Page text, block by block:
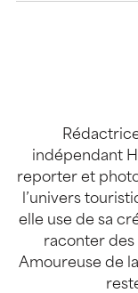
indépendant
reporter et
l’univers
elle use de sa
raconter des
Amoureuse de